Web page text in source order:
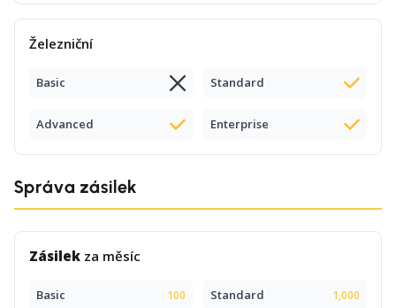
Železniční
Basic Standard
Advanced Enterprise
Správa zásilek
Zásilek za měsíc
Basic 100 Standard 1,000